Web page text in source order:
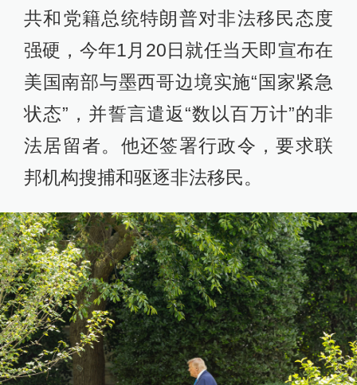
共和党籍总统特朗普对非法移民态度
强硬，今年1月20日就任当天即宣布在
美国南部与墨西哥边境实施“国家紧急
状态”，并誓言遣返“数以百万计”的非
法居留者。他还签署行政令，要求联
邦机构搜捕和驱逐非法移民。